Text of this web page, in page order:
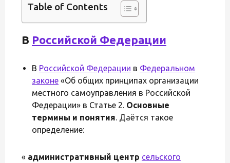
Table of Contents
В Российской Федерации
В Российской Федерации в Федеральном
законе «Об общих принципах организации
местного самоуправления в Российской
Федерации» в Статье 2. Основные
термины и понятия. Даётся такое
определение:
« административный центр сельского